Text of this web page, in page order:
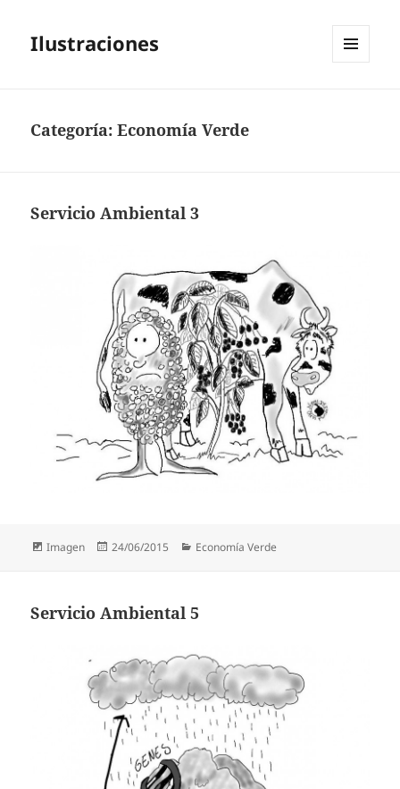
Ilustraciones
Categoría:Economía Verde
Servicio Ambiental 3
Formato
Imagen
Publicado
24/06/2015 Categorías
Economía Verde
Servicio Ambiental 5